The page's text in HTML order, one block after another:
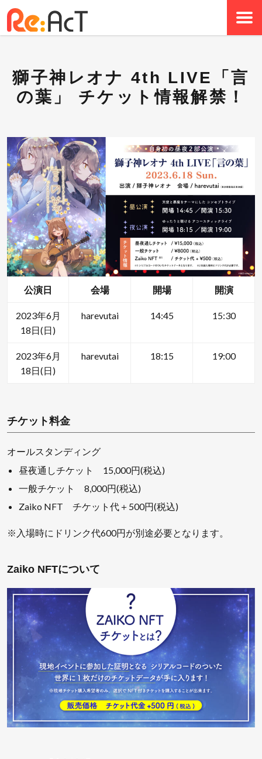
獅子神レオナ 4th LIVE「言
の葉」 チケット情報解禁！
公演日 会場 開場 開演
2023年6月
18日(日)
harevutai 14:45 15:30
2023年6月
18日(日)
harevutai 18:15 19:00
チケット料金
オールスタンディング
昼夜通しチケット 15,000円(税込)
一般チケット 8,000円(税込)
Zaiko NFT チケット代＋500円(税込)
※入場時にドリンク代600円が別途必要となります。
Zaiko NFTについて